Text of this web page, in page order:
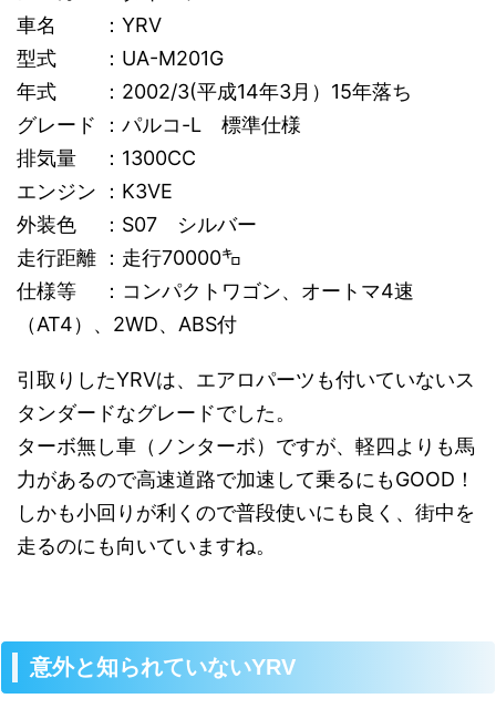
車名 ：YRV
型式 ：UA-M201G
年式 ：2002/3(平成14年3月）15年落ち
グレード ：パルコ-L 標準仕様
排気量 ：1300CC
エンジン ：K3VE
外装色 ：S07 シルバー
走行距離 ：走行70000㌔
仕様等 ：コンパクトワゴン、オートマ4速
（AT4）、2WD、ABS付
引取りしたYRVは、エアロパーツも付いていないス
タンダードなグレードでした。
ターボ無し車（ノンターボ）ですが、軽四よりも馬
力があるので高速道路で加速して乗るにもGOOD！
しかも小回りが利くので普段使いにも良く、街中を
走るのにも向いていますね。
意外と知られていないYRV